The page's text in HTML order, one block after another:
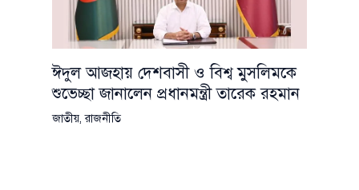
ঈদুল আজহায় দেশবাসী ও বিশ্ব মুসলিমকে
শুভেচ্ছা জানালেন প্রধানমন্ত্রী তারেক রহমান
জাতীয়,রাজনীতি